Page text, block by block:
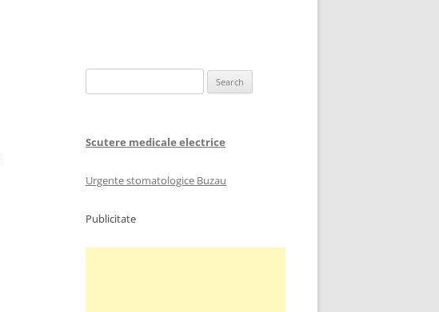
for:
Scutere medicale electrice
Urgente stomatologice Buzau
Publicitate